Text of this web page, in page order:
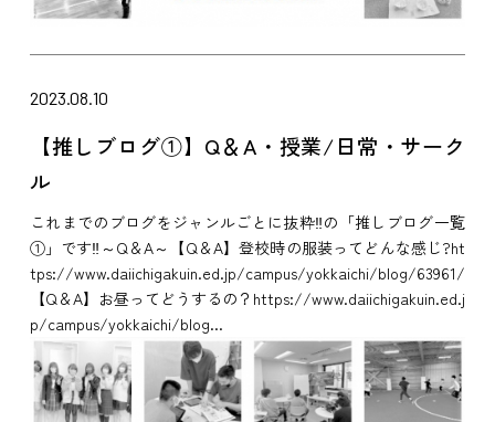
2023.08.10
【推しブログ①】Q＆A・授業/日常・サーク
ル
これまでのブログをジャンルごとに抜粋‼の「推しブログ一覧
①」です‼～Q＆A～【Q＆A】登校時の服装ってどんな感じ?ht
tps://www.daiichigakuin.ed.jp/campus/yokkaichi/blog/63961/
【Q＆A】お昼ってどうするの？https://www.daiichigakuin.ed.j
p/campus/yokkaichi/blog...